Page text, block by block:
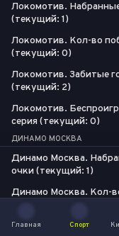
Локомотив.
(текущий: 1)
Локомотив. Кол-во
(текущий: 0)
Локомотив. Забитые
(текущий: 2)
Локомотив.
серия (текущий: 0)
ДИНАМО МОСКВА
Динамо Москва.
очки (текущий: 1)
Динамо Москва. Кол-
(текущий: 0)
Динамо Москва.
Главная
Спорт